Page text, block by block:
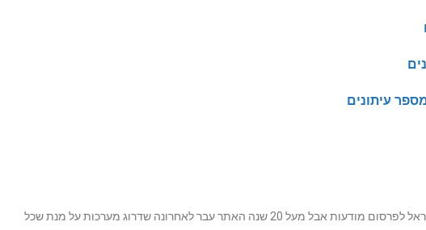
עיתונים
שנה האתר עבר לאחרונה שדרוג מערכות על מנת שכל